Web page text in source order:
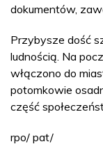
dokumentów,
Przybysze dość
ludnością. Na
włączono do
potomkowie
część
rpo/ pat/